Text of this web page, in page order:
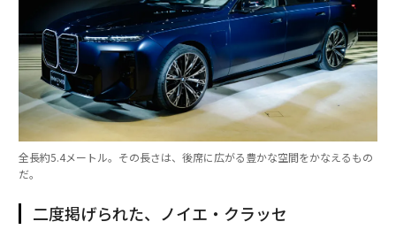
全長約5.4メートル。その長さは、後席に広がる豊かな空間をかなえるもの
だ。
二度掲げられた、ノイエ・クラッセ